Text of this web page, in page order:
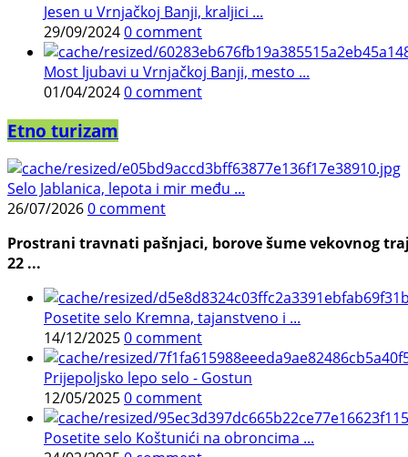
Jesen u Vrnjačkoj Banji, kraljici ...
29/09/20240 comment
Most ljubavi u Vrnjačkoj Banji, mesto ...
01/04/20240 comment
Etno turizam
Selo Jablanica, lepota i mir među ...
26/07/20260 comment
Prostrani travnati pašnjaci, borove šume vekovnog
22 ...
Posetite selo Kremna, tajanstveno i ...
14/12/20250 comment
Prijepoljsko lepo selo - Gostun
12/05/20250 comment
Posetite selo Koštunići na obroncima ...